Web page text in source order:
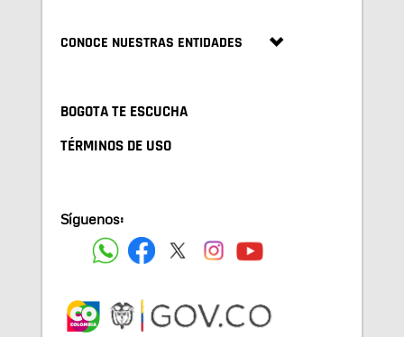
CONOCE NUESTRAS ENTIDADES
BOGOTA TE ESCUCHA
TÉRMINOS DE USO
Síguenos: